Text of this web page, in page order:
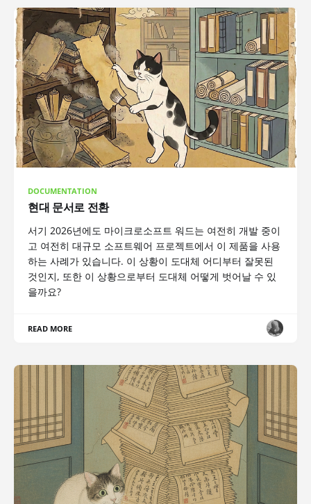
DOCUMENTATION
현대 문서로 전환
서기 2026년에도 마이크로소프트 워드는 여전히 개발 중이
고 여전히 대규모 소프트웨어 프로젝트에서 이 제품을 사용
하는 사례가 있습니다. 이 상황이 도대체 어디부터 잘못된
것인지, 또한 이 상황으로부터 도대체 어떻게 벗어날 수 있
을까요?
READ MORE